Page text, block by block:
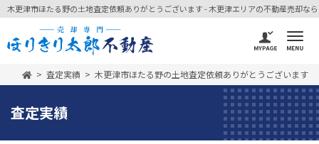
木更津市ほたる野の土地査定依頼ありがとうございます - 木更津エリアの不動産売却な
査定実績 木更津市ほたる野の土地査定依頼ありがとうございます
査定実績